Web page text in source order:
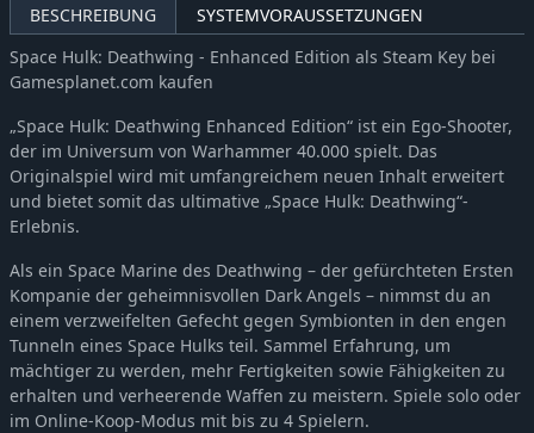
BESCHREIBUNG
SYSTEMVORAUSSETZUNGEN
Space Hulk: Deathwing - Enhanced Edition als Steam Key bei
Gamesplanet.com kaufen
„Space Hulk: Deathwing Enhanced Edition“ ist ein Ego-Shooter,
der im Universum von Warhammer 40.000 spielt. Das
Originalspiel wird mit umfangreichem neuen Inhalt erweitert
und bietet somit das ultimative „Space Hulk: Deathwing“-
Erlebnis.
Als ein Space Marine des Deathwing – der gefürchteten Ersten
Kompanie der geheimnisvollen Dark Angels – nimmst du an
einem verzweifelten Gefecht gegen Symbionten in den engen
Tunneln eines Space Hulks teil. Sammel Erfahrung, um
mächtiger zu werden, mehr Fertigkeiten sowie Fähigkeiten zu
erhalten und verheerende Waffen zu meistern. Spiele solo oder
im Online-Koop-Modus mit bis zu 4 Spielern.